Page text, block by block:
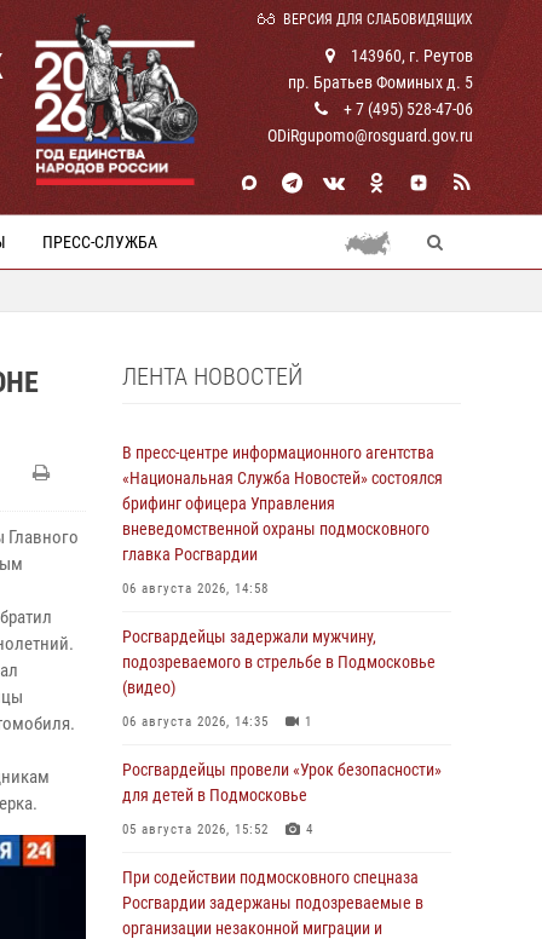
ВЕРСИЯ ДЛЯ СЛАБОВИДЯЩИХ
143960, г. Реутов
пр. Братьев Фоминых д. 5
+ 7 (495) 528-47-06
ODiRgupomo@rosguard.gov.ru
ПРЕСС-СЛУЖБА
ЛЕНТА НОВОСТЕЙ
В пресс-центре информационного агентства
«Национальная Служба Новостей» состоялся
брифинг офицера Управления
вневедомственной охраны подмосковного
главка Росгвардии
06 августа 2026, 14:58
Росгвардейцы задержали мужчину,
подозреваемого в стрельбе в Подмосковье
(видео)
06 августа 2026, 14:35 1
Росгвардейцы провели «Урок безопасности»
для детей в Подмосковье
05 августа 2026, 15:52 4
При содействии подмосковного спецназа
Росгвардии задержаны подозреваемые в
организации незаконной миграции и